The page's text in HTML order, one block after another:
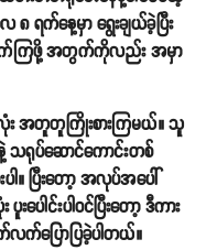
က်နေ့မှာ ရွေးချယ်ခဲ့ပြီး
က်ကြဖို့ အတွက်ကိုလည်း အမှာ
း အတူတူကြိုးစားကြမယ်။ သူ
ရုပ်ဆောင်ကောင်းတစ်
ါ။ ပြီးတော့ အလုပ်အပေါ်
ေါင်းပါဝင်ပြီးတော့ ဒီကား
လက်ပြောပြခဲ့ပါတယ်။